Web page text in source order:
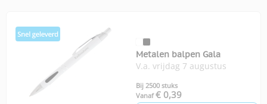
Metalen balpen Gala
V.a. vrijdag 7 augustus
Bij 2500 stuks
Vanaf € 0,39